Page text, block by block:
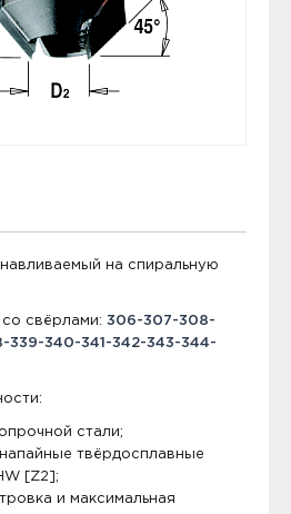
на спиральную
со свёрлами: 306-307-308-
339-340-341-342-343-344-
стали;
твёрдосплавные
[Z2];
и максимальная